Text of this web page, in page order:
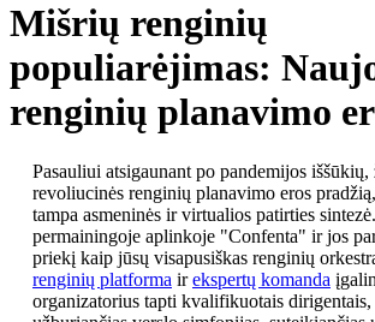
Mišrių renginių
populiarėjimas:
renginių planavimo
Pasauliui atsigaunant po pandemijos iššūkių,
revoliucinės renginių planavimo eros
tampa asmeninės ir virtualios patirties
permainingoje aplinkoje "Confenta" ir jos
priekį kaip jūsų visapusiškas renginių
renginių platforma irekspertų komanda
organizatorius tapti kvalifikuotais